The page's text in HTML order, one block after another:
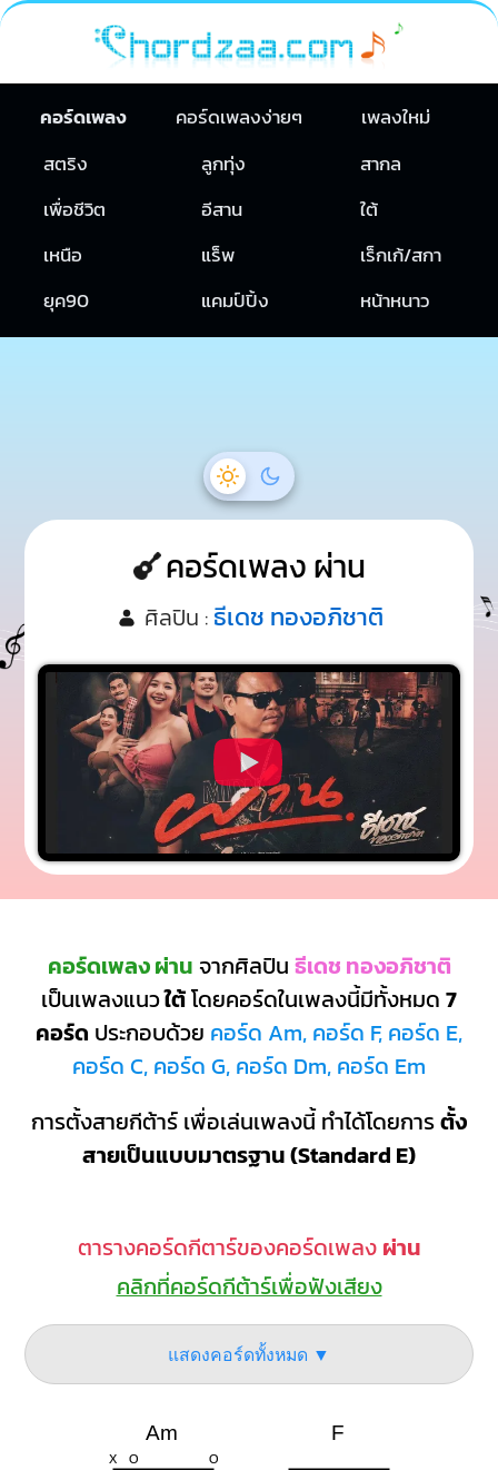
คอร์ดเพลง คอร์ดเพลงง่ายๆ
เพลงใหม่
สตริง
ลูกทุ่ง
สากล
เพื่อชีวิต
อีสาน
ใต้
เหนือ
แร็พ
เร็กเก้/สกา
ยุค90
แคมป์ปิ้ง หน้าหนาว
คอร์ดเพลง ผ่าน
ศิลปิน : ธีเดช ทองอภิชาติ
คอร์ดเพลง ผ่าน จากศิลปิน ธีเดช ทองอภิชาติ
เป็นเพลงแนวใต้โดยคอร์ดในเพลงนี้มีทั้งหมด 7
คอร์ด ประกอบด้วย คอร์ด Am, คอร์ด F, คอร์ด E,
คอร์ด C, คอร์ด G, คอร์ด Dm, คอร์ด Em
การตั้งสายกีต้าร์ เพื่อเล่นเพลงนี้ ทำได้โดยการตั้ง
สายเป็นแบบมาตรฐาน (Standard E)
ตารางคอร์ดกีตาร์ของคอร์ดเพลง ผ่าน
คลิกที่คอร์ดกีต้าร์เพื่อฟังเสียง
แสดงคอร์ดทั้งหมด ▼
Am
X O O
F